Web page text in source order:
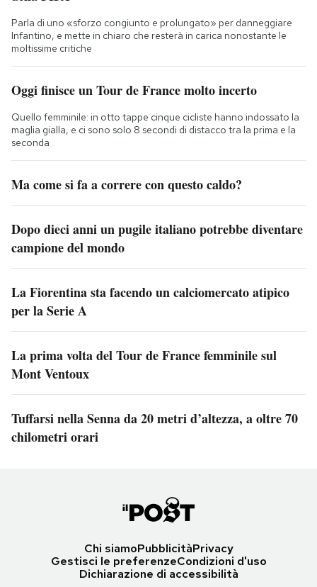
Parla di uno «sforzo congiunto e prolungato» per danneggiare
Infantino, e mette in chiaro che resterà in carica nonostante le
moltissime critiche
Oggi finisce un Tour de France molto incerto
Quello femminile: in otto tappe cinque cicliste hanno indossato la
maglia gialla, e ci sono solo 8 secondi di distacco tra la prima e la
seconda
Ma come si fa a correre con questo caldo?
Dopo dieci anni un pugile italiano potrebbe diventare
campione del mondo
La Fiorentina sta facendo un calciomercato atipico
per la Serie A
La prima volta del Tour de France femminile sul
Mont Ventoux
Tuffarsi nella Senna da 20 metri d’altezza, a oltre 70
chilometri orari
Chi siamoPubblicitàPrivacy
Gestisci le preferenzeCondizioni d'uso
Dichiarazione di accessibilità